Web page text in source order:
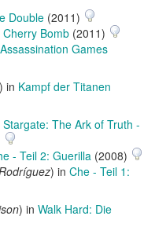
Double (2011)
Cherry Bomb (2011)
Assassination Games
) in Kampf der Titanen
Stargate: The Ark of Truth -
- Teil 2: Guerilla (2008)
) in Che - Teil 1:
) in Walk Hard: Die